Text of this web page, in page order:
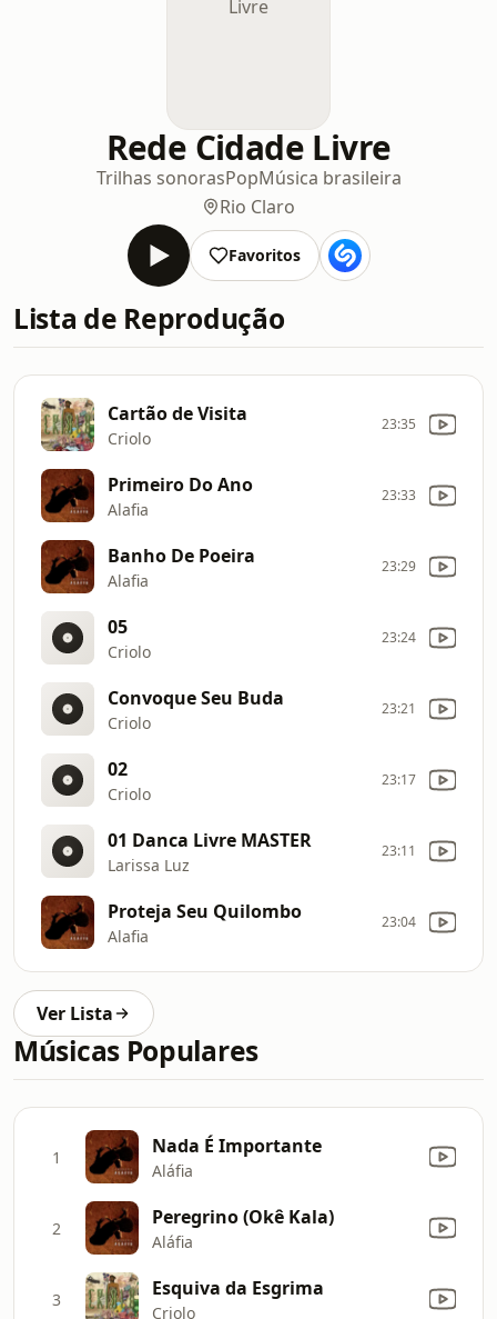
Rede Cidade Livre
Trilhas sonorasPopMúsica brasileira
Rio Claro
Favoritos
Lista de Reprodução
Cartão de Visita
Criolo
23:35
Primeiro Do Ano
Alafia
23:33
Banho De Poeira
Alafia
23:29
05
Criolo
23:24
Convoque Seu Buda
Criolo
23:21
02
Criolo
23:17
01 Danca Livre MASTER
Larissa Luz
23:11
Proteja Seu Quilombo
Alafia
23:04
Ver Lista
Músicas Populares
1 Nada É Importante
Aláfia
2 Peregrino (Okê Kala)
Aláfia
3 Esquiva da Esgrima
Criolo